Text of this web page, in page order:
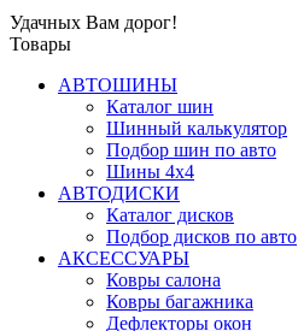
Удачных Вам дорог!
Товары
АВТОШИНЫ
Каталог шин
Шинный калькулятор
Подбор шин по авто
Шины 4x4
АВТОДИСКИ
Каталог дисков
Подбор дисков по авто
АКСЕССУАРЫ
Ковры салона
Ковры багажника
Дефлекторы окон